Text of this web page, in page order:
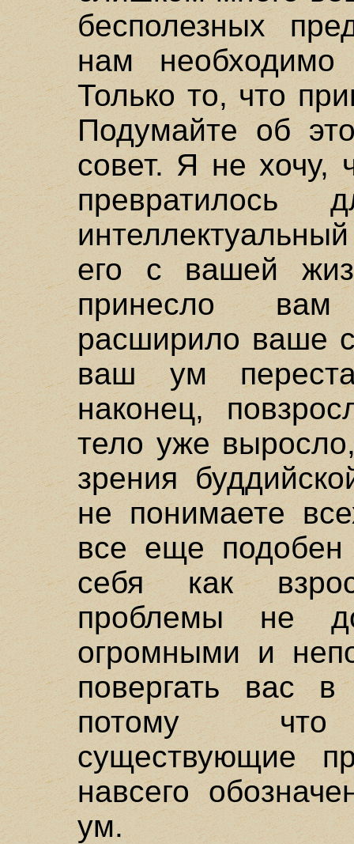
бесполезных
нам
Только то, что
Подумайте об
совет. Я не хочу,
его с вашей
принесло
расширило ваше
ваш ум
наконец,
тело уже
зрения
не понимаете
все еще подобен
себя как
проблемы не
огромными и
повергать вас в
потому что
существующие
навсего
ум.